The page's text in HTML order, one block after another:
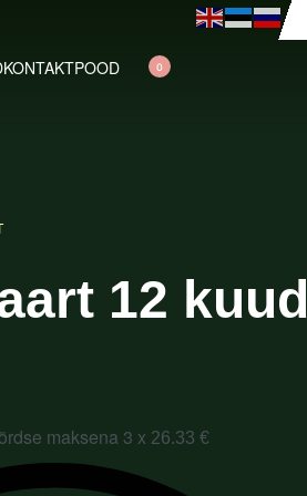
KONTAKTPOOD 0
12 kuud
maksena 3 x 26.33€